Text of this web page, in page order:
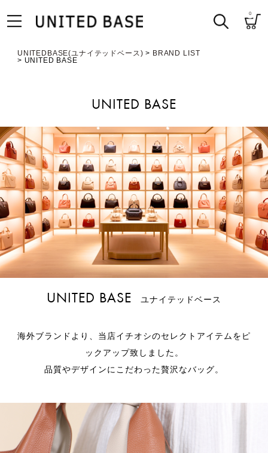
0
UNITEDBASE(ユナイテッドベース)
BRAND LIST
UNITED BASE
UNITED BASE
UNITED BASE ユナイテッドベース
海外ブランドより、当店イチオシのセレクトアイテムをピ
ックアップ致しました。
品質やデザインにこだわった贅沢なバッグ。